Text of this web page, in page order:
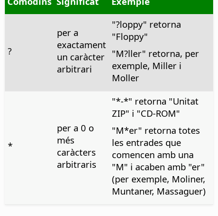
?
per a
exactament
un caràcter
arbitrari
"?loppy" retorna
"Floppy"
"M?ller" retorna, per
exemple, Miller i
Moller
*
per a 0 o
més
caràcters
arbitraris
"*-*" retorna "Unitat
ZIP" i "CD-ROM"
"M*er" retorna totes
les entrades que
comencen amb una
"M" i acaben amb "er"
(per exemple, Moliner,
Muntaner, Massaguer)